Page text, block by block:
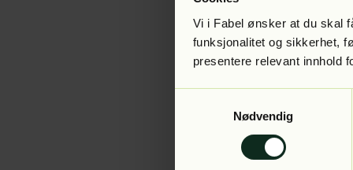
Vi i Fabel ønsker at du skal
funksjonalitet og sikkerhet,
presentere relevant innhold
Nødvendig
Application